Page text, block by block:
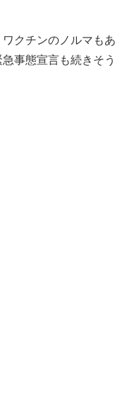
クチンのノルマもあ
事態宣言も続きそう